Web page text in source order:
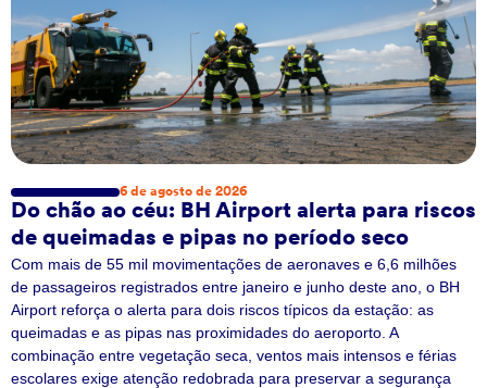
6 de agosto de 2026
Do chão ao céu: BH Airport alerta para riscos
de queimadas e pipas no período seco
Com mais de 55 mil movimentações de aeronaves e 6,6 milhões
de passageiros registrados entre janeiro e junho deste ano, o BH
Airport reforça o alerta para dois riscos típicos da estação: as
queimadas e as pipas nas proximidades do aeroporto. A
combinação entre vegetação seca, ventos mais intensos e férias
escolares exige atenção redobrada para preservar a segurança